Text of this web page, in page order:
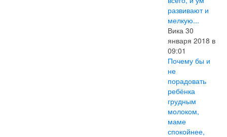
развивают и
мелкую...
Вика 30
января 2018 в
09:01
Почему бы и
не
порадовать
ребёнка
грудным
молоком,
маме
спокойнее,